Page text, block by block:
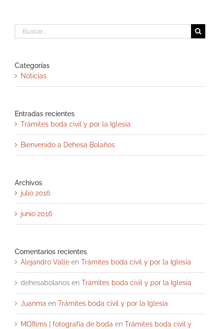
Buscar:
Categorías
Noticias
Entradas recientes
Trámites boda civil y por la Iglesia
Bienvenido a Dehesa Bolaños
Archivos
julio 2016
junio 2016
Comentarios recientes
Alejandro Valle en Trámites boda civil y por la Iglesia
dehesabolanos en Trámites boda civil y por la Iglesia
Juanma en Trámites boda civil y por la Iglesia
MOfilms | fotografía de boda en Trámites boda civil y